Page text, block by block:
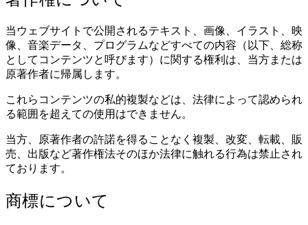
当ウェブサイトで公開されるテキスト、画像、イラスト、映
像、音楽データ、プログラムなどすべての内容（以下、総称
としてコンテンツと呼びます）に関する権利は、当方または
原著作者に帰属します。
これらコンテンツの私的複製などは、法律によって認められ
る範囲を超えての使用はできません。
当方、原著作者の許諾を得ることなく複製、改変、転載、販
売、出版など著作権法そのほか法律に触れる行為は禁止され
ております。
商標について